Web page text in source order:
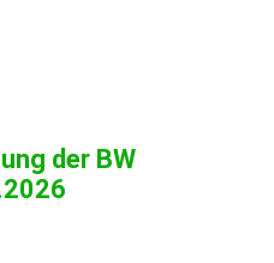
der BW